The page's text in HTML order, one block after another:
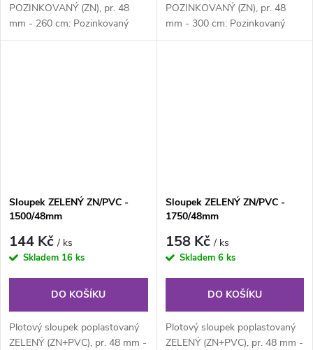
POZINKOVANÝ (ZN), pr. 48
mm - 260 cm: Pozinkovaný
kulatý plotový sloupek průměru
POZINKOVANÝ (ZN), pr. 48
mm - 300 cm: Pozinkovaný
kulatý plotový sloupek průměru
Sloupek ZELENÝ ZN/PVC -
1500/48mm
144 Kč/ ks
Skladem 16 ks
DO KOŠÍKU
Plotový sloupek poplastovaný
ZELENÝ (ZN+PVC), pr. 48 mm -
Sloupek ZELENÝ ZN/PVC -
1750/48mm
158 Kč/ ks
Skladem 6 ks
DO KOŠÍKU
Plotový sloupek poplastovaný
ZELENÝ (ZN+PVC), pr. 48 mm -